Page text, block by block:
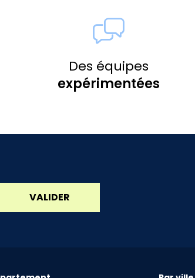
Des équipes
expérimentées
VALIDER